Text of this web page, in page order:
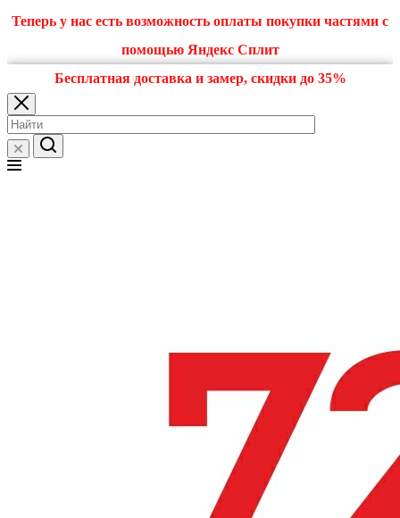
Теперь у нас есть возможность оплаты покупки частями с
помощью Яндекс Сплит
Бесплатная доставка и замер, скидки до 35%